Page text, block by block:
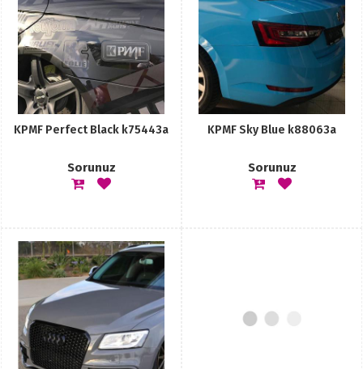
KPMF Perfect Black k75443a
Sorunuz
KPMF Sky Blue k88063a
Sorunuz